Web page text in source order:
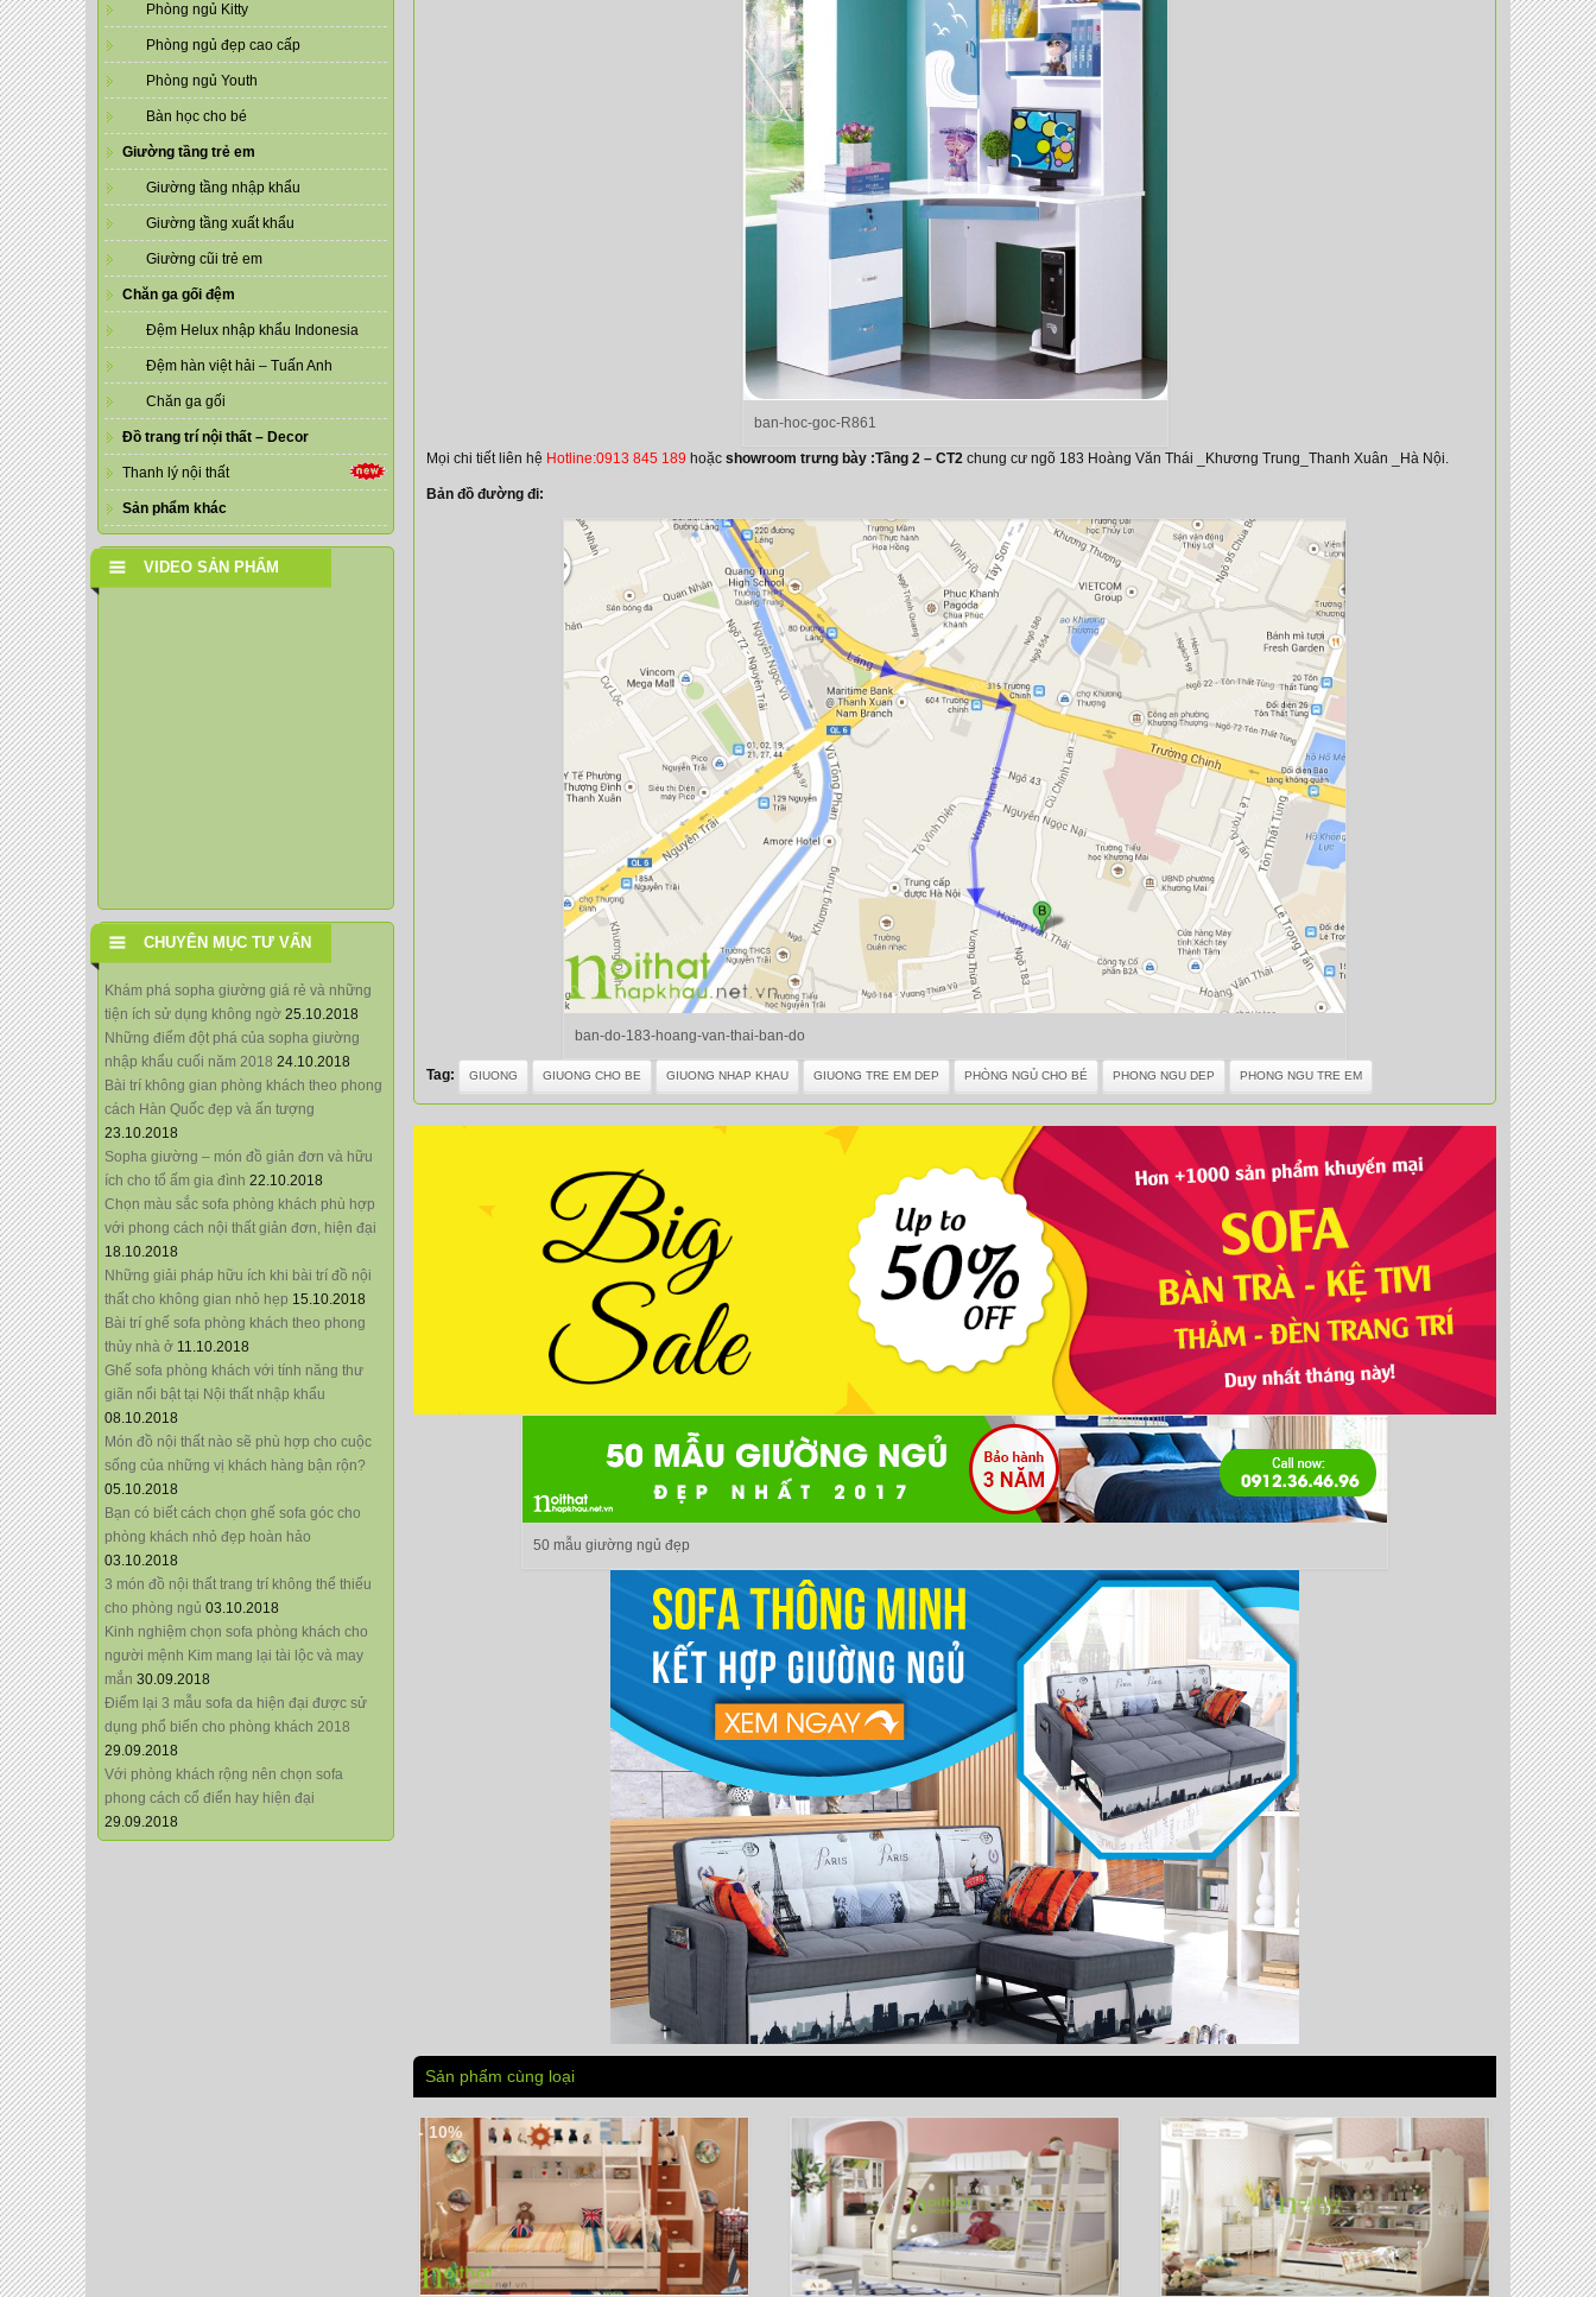
Phòng ngủ Kitty
Phòng ngủ đẹp cao cấp
Phòng ngủ Youth
Bàn học cho bé
Giường tầng trẻ em
Giường tầng nhập khẩu
Giường tầng xuất khẩu
Giường cũi trẻ em
Chăn ga gối đệm
Đệm Helux nhập khẩu Indonesia
Đệm hàn việt hải – Tuấn Anh
Chăn ga gối
Đồ trang trí nội thất – Decor
Thanh lý nội thất
Sản phẩm khác
VIDEO SẢN PHẨM
CHUYÊN MỤC TƯ VẤN
Khám phá sopha giường giá rẻ và những
tiện ích sử dụng không ngờ 25.10.2018
Những điểm đột phá của sopha giường
nhập khẩu cuối năm 2018 24.10.2018
Bài trí không gian phòng khách theo phong
cách Hàn Quốc đẹp và ấn tượng
23.10.2018
Sopha giường – món đồ giản đơn và hữu
ích cho tổ ấm gia đình 22.10.2018
Chọn màu sắc sofa phòng khách phù hợp
với phong cách nội thất giản đơn, hiện đại
18.10.2018
Những giải pháp hữu ích khi bài trí đồ nội
thất cho không gian nhỏ hẹp 15.10.2018
Bài trí ghế sofa phòng khách theo phong
thủy nhà ở 11.10.2018
Ghế sofa phòng khách với tính năng thư
giãn nổi bật tại Nội thất nhập khẩu
08.10.2018
Món đồ nội thất nào sẽ phù hợp cho cuộc
sống của những vị khách hàng bận rộn?
05.10.2018
Bạn có biết cách chọn ghế sofa góc cho
phòng khách nhỏ đẹp hoàn hảo
03.10.2018
3 món đồ nội thất trang trí không thể thiếu
cho phòng ngủ 03.10.2018
Kinh nghiệm chọn sofa phòng khách cho
người mệnh Kim mang lại tài lộc và may
mắn 30.09.2018
Điểm lại 3 mẫu sofa da hiện đại được sử
dụng phổ biến cho phòng khách 2018
29.09.2018
Với phòng khách rộng nên chọn sofa
phong cách cổ điển hay hiện đại
29.09.2018
ban-hoc-goc-R861
Mọi chi tiết liên hệ Hotline:0913 845 189 hoặc showroom trưng bày :Tầng 2 – CT2 chung cư ngõ 183 Hoàng Văn Thái _Khương Trung_Thanh Xuân _Hà Nội.
Bản đồ đường đi:
ban-do-183-hoang-van-thai-ban-do
Tag: GIUONG GIUONG CHO BE GIUONG NHAP KHAU GIUONG TRE EM DEP PHÒNG NGỦ CHO BÉ PHONG NGU DEP PHONG NGU TRE EM
50 mẫu giường ngủ đẹp
Sản phẩm cùng loại
- 10%